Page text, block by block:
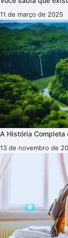
11 de março de 2025
A História Completa
13 de novembro de